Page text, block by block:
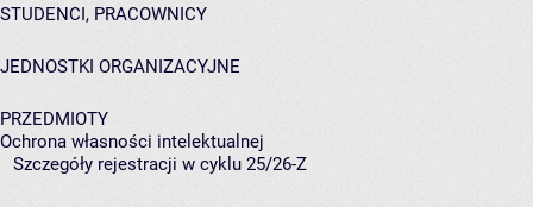
STUDENCI, PRACOWNICY
JEDNOSTKI ORGANIZACYJNE
PRZEDMIOTY
Ochrona własności intelektualnej
Szczegóły rejestracji w cyklu 25/26-Z